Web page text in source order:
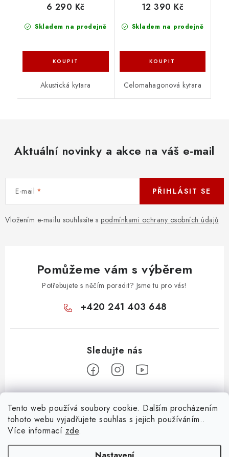
Tento web používá soubory cookie. Dalším procházením
tohoto webu vyjadřujete souhlas s jejich používáním..
Více informací zde.
Skladem na prodejně
6 290 Kč
Akustická kytara
Skladem na prodejně
12 390 Kč
Celomahagonová kytara
Aktuální novinky a akce na váš e-mail
E-mail
Vložením e-mailu souhlasíte s podmínkami ochrany osobních údajů
PŘIHLÁSIT SE
Pomůžeme vám s výběrem
Potřebujete s něčím poradit? Jsme tu pro vás!
+420 241 403 648
Z
Informace pro vás
KONTAKTY